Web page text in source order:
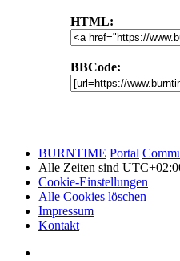
HTML:
BBCode:
BURNTIME Portal
Alle Zeiten sind
Cookie-Einstellungen
Alle Cookies löschen
Impressum
Kontakt